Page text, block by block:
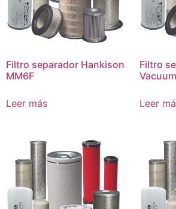
Filtro separador Hankison
MM6F
Leer más
Filtro
Leer